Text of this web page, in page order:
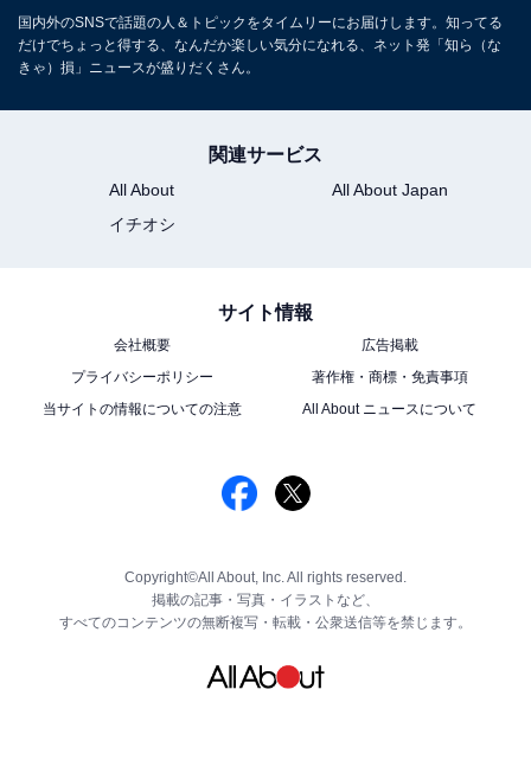
国内外のSNSで話題の人＆トピックをタイムリーにお届けします。知ってる
だけでちょっと得する、なんだか楽しい気分になれる、ネット発「知ら（な
きゃ）損」ニュースが盛りだくさん。
関連サービス
All About
All About Japan
イチオシ
サイト情報
会社概要
広告掲載
プライバシーポリシー
著作権・商標・免責事項
当サイトの情報についての注意
All About ニュースについて
Copyright©All About, Inc. All rights reserved.
掲載の記事・写真・イラストなど、
すべてのコンテンツの無断複写・転載・公衆送信等を禁じます。